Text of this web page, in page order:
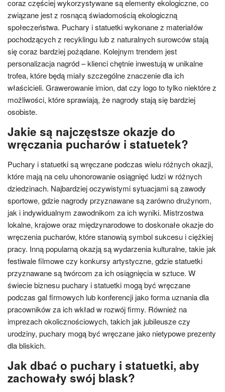
coraz częściej wykorzystywane są elementy ekologiczne, co
związane jest z rosnącą świadomością ekologiczną
społeczeństwa. Puchary i statuetki wykonane z materiałów
pochodzących z recyklingu lub z naturalnych surowców stają
się coraz bardziej pożądane. Kolejnym trendem jest
personalizacja nagród – klienci chętnie inwestują w unikalne
trofea, które będą miały szczególne znaczenie dla ich
właścicieli. Grawerowanie imion, dat czy logo to tylko niektóre z
możliwości, które sprawiają, że nagrody stają się bardziej
osobiste.
Jakie są najczęstsze okazje do
wręczania pucharów i statuetek?
Puchary i statuetki są wręczane podczas wielu różnych okazji,
które mają na celu uhonorowanie osiągnięć ludzi w różnych
dziedzinach. Najbardziej oczywistymi sytuacjami są zawody
sportowe, gdzie nagrody przyznawane są zarówno drużynom,
jak i indywidualnym zawodnikom za ich wyniki. Mistrzostwa
lokalne, krajowe oraz międzynarodowe to doskonałe okazje do
wręczenia pucharów, które stanowią symbol sukcesu i ciężkiej
pracy. Inną popularną okazją są wydarzenia kulturalne, takie jak
festiwale filmowe czy konkursy artystyczne, gdzie statuetki
przyznawane są twórcom za ich osiągnięcia w sztuce. W
świecie biznesu puchary i statuetki mogą być wręczane
podczas gal firmowych lub konferencji jako forma uznania dla
pracowników za ich wkład w rozwój firmy. Również na
imprezach okolicznościowych, takich jak jubileusze czy
urodziny, puchary mogą być wręczane jako nietypowe prezenty
dla bliskich.
Jak dbać o puchary i statuetki, aby
zachowały swój blask?